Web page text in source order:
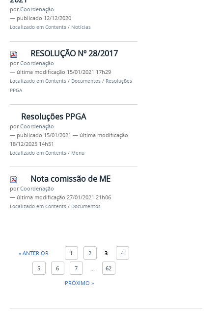
porCoordenação
— publicado 12/12/2020
Localizado em Contents / Notícias
RESOLUÇÃO Nº 28/2017
porCoordenação
— última modificação 15/01/2021 17h29
Localizado em Contents / Documentos / Resoluções
PPGA
Resoluções PPGA
porCoordenação
— publicado 15/01/2021 — última modificação
18/12/2025 14h51
Localizado em Contents / Menu
Nota comissão de ME
porCoordenação
— última modificação 27/01/2021 21h06
Localizado em Contents / Documentos
« ANTERIOR 1 2 3 4
5 6 7 ...
62
PRÓXIMO »